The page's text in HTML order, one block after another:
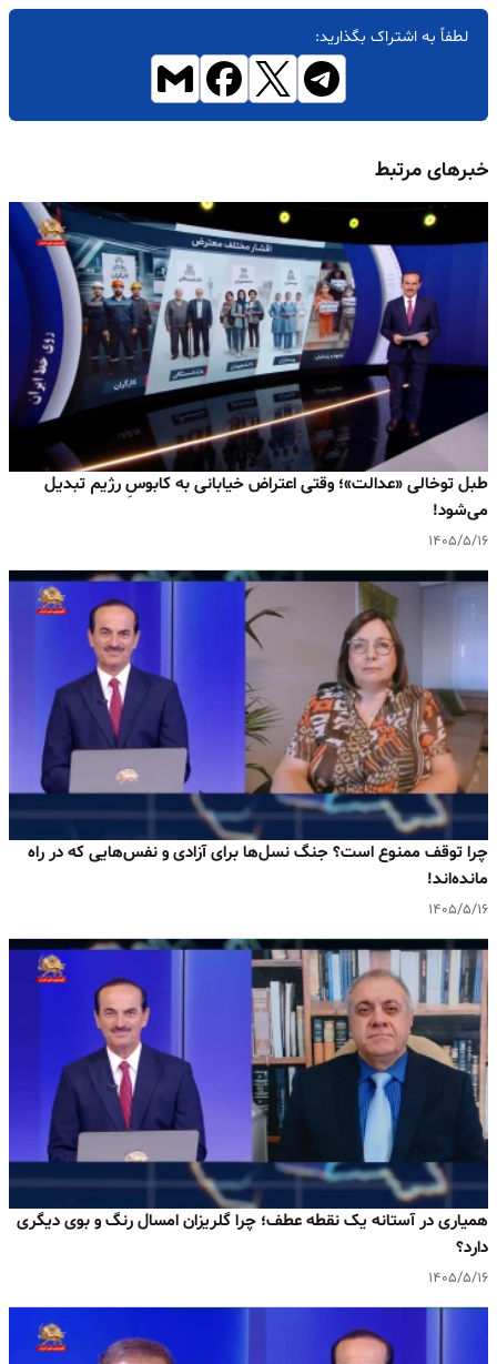
لطفاً به اشتراک بگذارید:
خبرهای مرتبط
طبل توخالی «عدالت»؛ وقتی اعتراض خیابانی به کابوسِ رژیم تبدیل
می‌شود!
۱۴۰۵/۵/۱۶
چرا توقف ممنوع است؟ جنگ نسل‌ها برای آزادی و نفس‌هایی که در راه
مانده‌اند!
۱۴۰۵/۵/۱۶
همیاری در آستانه یک نقطه عطف؛ چرا گلریزان امسال رنگ و بوی دیگری
دارد؟
۱۴۰۵/۵/۱۶